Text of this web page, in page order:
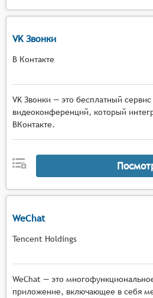
VK Звонки
В Контакте
VK Звонки — это бесплатный
видеоконференций, который
ВКонтакте.
WeChat
Tencent Holdings
WeChat — это
приложение, включающее в себя